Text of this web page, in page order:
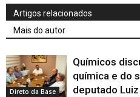
Artigos relacionados
Mais do autor
Direto da Base
Químicos
química e do
deputado